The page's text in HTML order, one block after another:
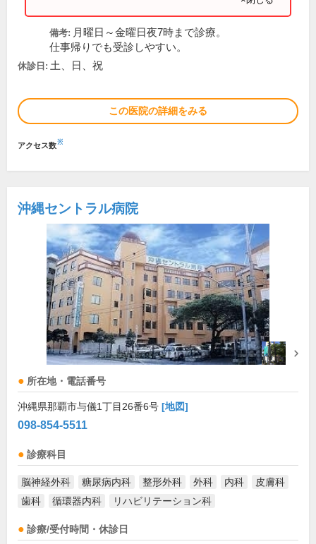
備考: 月曜日～金曜日夜7時まで診療。
仕事帰りでも受診しやすい。
休診日: 土、日、祝
この医院の詳細をみる
アクセス数※
沖縄セントラル病院
所在地・電話番号
沖縄県那覇市与儀1丁目26番6号 [地図]
098-854-5511
診療科目
脳神経外科 糖尿病内科 整形外科 外科 内科
皮膚科
歯科
循環器内科 リハビリテーション科
診療/受付時間・休診日